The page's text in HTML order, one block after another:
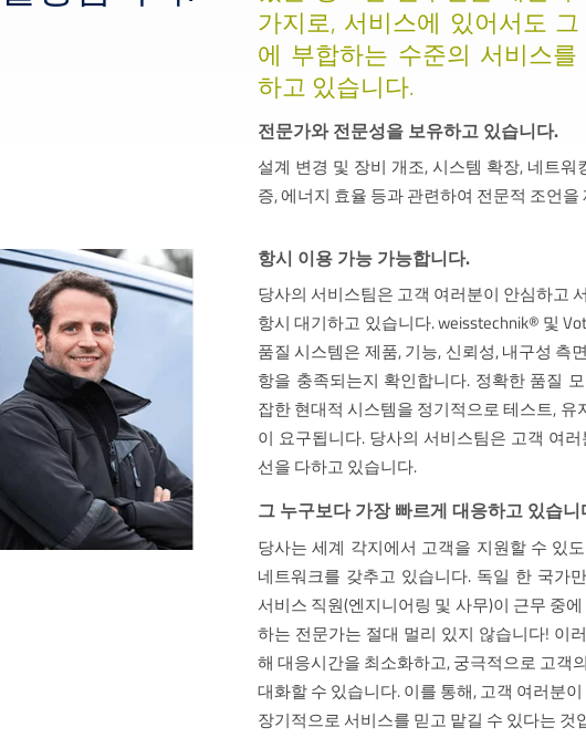
가지로, 서비스에 있어서도
에 부합하는 수준의 서비스
하고 있습니다.
전문가와 전문성을 보유하고 있습니다.
설계 변경 및 장비 개조, 시스템 확장, 네트워
증, 에너지 효율 등과 관련하여 전문적 조언
항시 이용 가능 가능합니다.
당사의 서비스팀은 고객 여러분이 안심하고
항시 대기하고 있습니다. weisstechnik® 및
품질 시스템은 제품, 기능, 신뢰성, 내구성 측
항을 충족되는지 확인합니다. 정확한 품질
잡한 현대적 시스템을 정기적으로 테스트, 유
이 요구됩니다. 당사의 서비스팀은 고객 여
선을 다하고 있습니다.
그 누구보다 가장 빠르게 대응하고 있습니
당사는 세계 각지에서 고객을 지원할 수 있
네트워크를 갖추고 있습니다. 독일 한 국가
서비스 직원(엔지니어링 및 사무)이 근무 중
하는 전문가는 절대 멀리 있지 않습니다! 이
해 대응시간을 최소화하고, 궁극적으로 고객
대화할 수 있습니다. 이를 통해, 고객 여러분
장기적으로 서비스를 믿고 맡길 수 있다는 것